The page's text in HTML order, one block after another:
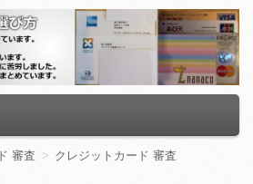
カードの選び方
ットカード ランキング,クレジットカ
ード 還元率,クレジットカードおすす
生,クレジットカード 作り方,クレジッ
トカード 限度額
審査 クレジットカード 審査